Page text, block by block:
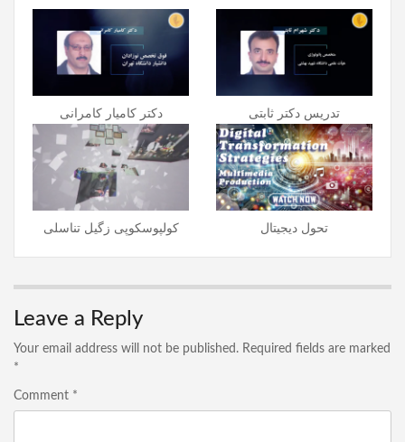
دکتر کامیار کامرانی تدریس دکتر ثابتی
کولپوسکوپی زگیل تناسلی تحول دیجیتال
Leave a Reply
Your email address will not be published. Required fields are marked
*
Comment *